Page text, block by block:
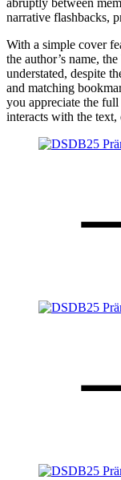
abruptly between
narrative flashbacks,
With a simple cover
the author’s name,
understated, despite
and matching
you appreciate the
interacts with the